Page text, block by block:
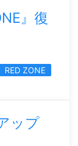
』復
RED ZONE
ップ